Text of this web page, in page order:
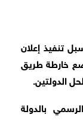
تنفيذ إعلان
خارطة طريق
الدولتين.
بالدولة